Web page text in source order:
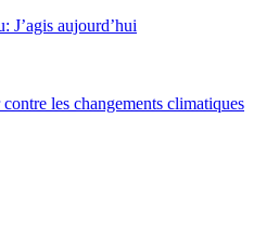
J’agis aujourd’hui
les changements climatiques